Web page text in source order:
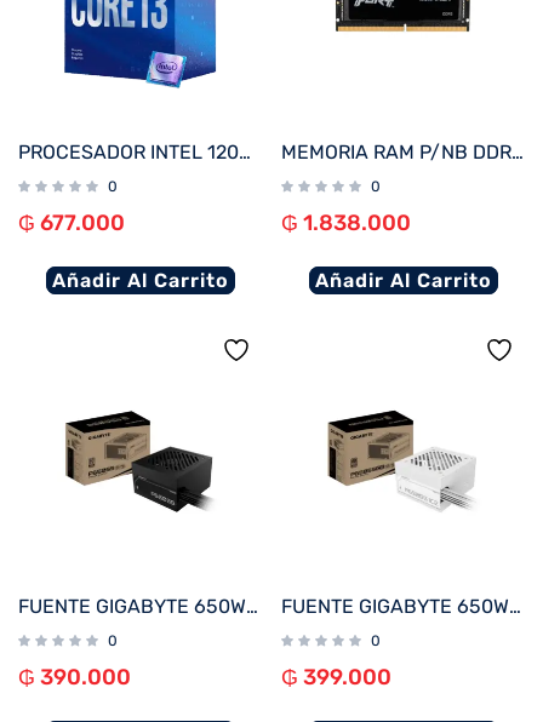
PROCESADOR INTEL 1200 CORE I3-10100F 3.6GHZ/6MB C/ COOL BX8070110100F
0
₲ 677.000
Añadir Al Carrito
MEMORIA RAM P/NB DDR5 16G 5600 KINGSTON FURY IMPACT BK KF556S40IB-16 XMP
0
₲ 1.838.000
Añadir Al Carrito
FUENTE GIGABYTE 650W 80PLUS SILVER 220V GP-P650SS
0
₲ 390.000
FUENTE GIGABYTE 650W 80PLUS SILVER BLANCO 220V GP-P650SS ICE
0
₲ 399.000